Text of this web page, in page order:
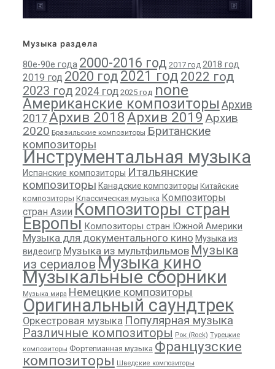
Музыка раздела
80е-90е года 2000-2016 год 2017 год 2018 год
2019 год 2020 год 2021 год 2022 год
2023 год 2024 год 2025 год none
Американские композиторы Архив
2017Архив 2018Архив 2019Архив
2020 Бразильские композиторы Британские
композиторы
Инструментальная музыка
Испанские композиторы Итальянские
композиторы Канадские композиторы Китайские
композиторы Классическая музыка Композиторы
стран Азии Композиторы стран
Европы Композиторы стран Южной Америки
Музыка для документального кино Музыка из
видеоигр Музыка из мультфильмов Музыка
из сериалов Музыка кино
Музыкальные сборники
Музыка мира Немецкие композиторы
Оригинальный саундтрек
Оркестровая музыка Популярная музыка
Различные композиторы Рок (Rock) Турецкие
композиторы Фортепианная музыка Французские
композиторы Шведские композиторы